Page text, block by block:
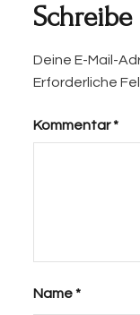
Deine E-Mail-
Erforderliche
Kommentar*
Name*